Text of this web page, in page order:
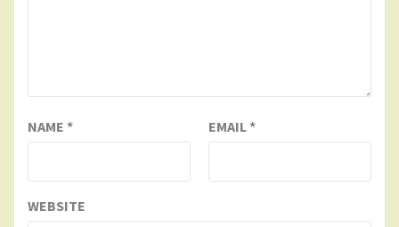
NAME * EMAIL*
WEBSITE